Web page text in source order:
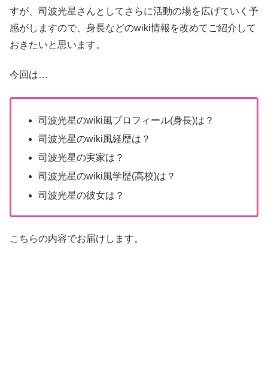
すが、司波光星さんとしてさらに活動の場を広げていく予
感がしますので、身長などのwiki情報を改めてご紹介して
おきたいと思います。
今回は…
司波光星のwiki風プロフィール(身長)は？
司波光星のwiki風経歴は？
司波光星の実家は？
司波光星のwiki風学歴(高校)は？
司波光星の彼女は？
こちらの内容でお届けします。